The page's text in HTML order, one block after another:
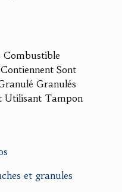
Combustible
Sont
Granulés
Utilisant Tampon
et granules